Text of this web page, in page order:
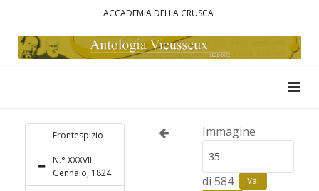
ACCADEMIA DELLA CRUSCA
Frontespizio
N.° XXXVII.
Gennaio, 1824
Immagine
di 584
Vai